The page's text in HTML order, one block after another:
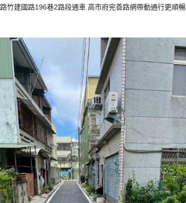
路竹建國路196巷2路段通車 高市府完善路網帶動通行更順暢